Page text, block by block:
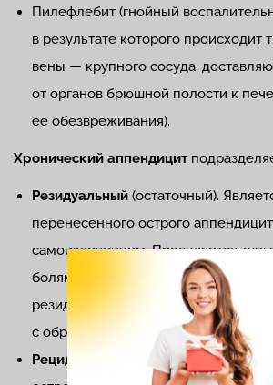
Пилефлебит (гнойный
в результате которого происходит
вены — крупного сосуда,
от органов брюшной полости к
ее обезвреживания).
Хронический аппендицит
Резидуальный (остаточный).
перенесенного острого
самоизлечением. Проявляется
болями в правой подвздошной
резидуального аппендицита часто
с образованием спаек.
Рецидивирующий
. Возникает на